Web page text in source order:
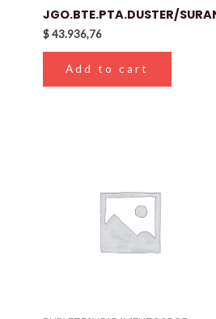
JGO.BTE.PTA.DUSTER/
$43.936,76
Add to cart